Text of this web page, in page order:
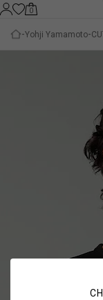
0
Yohji Yamamoto